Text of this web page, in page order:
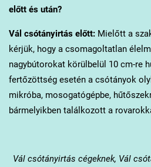
előtt és után?
Vál csótányirtás előtt:Mielőtt a
kérjük, hogy a csomagoltatlan
nagybútorokat körülbelül 10 cm-re
fertőzöttség esetén a csótányok
mikróba, mosogatógépbe,
bármelyikben találkozott a
Válcsótányirtás cégeknek, Vál